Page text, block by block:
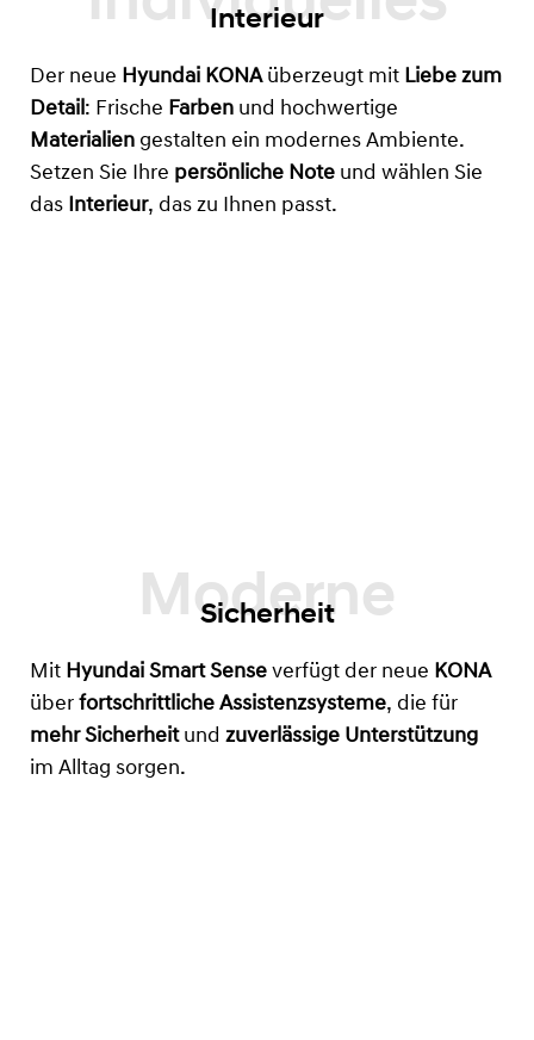
Interieur
Der neue Hyundai KONAüberzeugt mit Liebe zum
Detail: Frische Farben und hochwertige
Materialien gestalten ein modernes Ambiente.
Setzen Sie Ihre persönliche Note und wählen Sie
das Interieur, das zu Ihnen passt.
Sicherheit
Mit Hyundai Smart Sense verfügt der neue KONA
über fortschrittliche Assistenzsysteme, die für
mehr Sicherheitund zuverlässige Unterstützung
im Alltag sorgen.